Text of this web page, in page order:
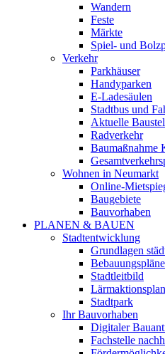
Wandern
Feste
Märkte
Spiel- und
Verkehr
Parkhäuser
Handyparken
E-Ladesäulen
Stadtbus und
Aktuelle
Radverkehr
Baumaßnahme
Wohnen in Neumarkt
Online-
Baugebiete
Bauvorhaben
PLANEN & BAUEN
Stadtentwicklung
Grundlagen
Stadtleitbild
Lärmaktionsplan
Stadtpark
Ihr Bauvorhaben
Digitaler
Fachstelle